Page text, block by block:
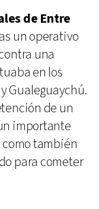
de Entre
un operativo
una
en los
Gualeguaychú.
de un
importante
también
para cometer